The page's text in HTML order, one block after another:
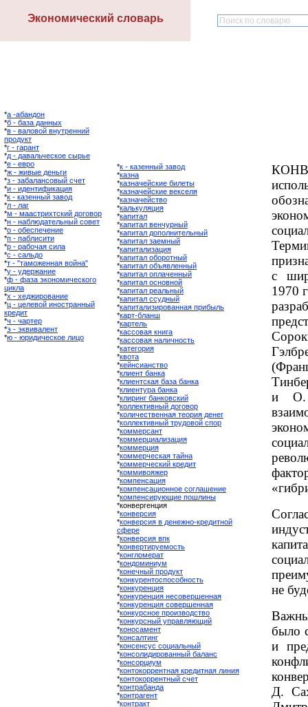
Экономический словарь
*а -абандон
*б - база данных
*в - валовой внутренний
продукт
*г - гарант
*д - давальческое сырье
*е - евро
*ж - живые деньги
*з - забалансовый счет
*и - идентификация
*к - казенный завод
*л - лаг
*м - маастрихтский договор
*н - наблюдательный совет
*о - обеспечение
*п - паблисити
*р - рабочая сила
*с - сальдо
*т - "таможенная война"
*у - удержание
*ф - фаза экономического
цикла
*х - хеджирование
*ц - целевой иностранный
кредит
*ч - чартер
*э - эквивалент
*ю - юридическое лицо
*к - казенный завод
*казна
*казначейские билеты
*казначейские векселя
*казначейство
*калькуляция
*капитал
*капитал венчурный
*капитал дополнительный
*капитал заемный
*капитализация
*капитал оборотный
*капитал объявленный
*капитал оплаченный
*капитал основной
*капитал реальный
*капитал ссудный
*капитализированная прибыль
*карт-бланш
*картель
*кассовая книга
*кассовая наличность
*категория
*квота
*кейнсианство
*клиент банка
*клиентская база банка
*клиентура банка
*клиринг банковский
*коллективный договор
*количественная теория денег
*коллективный трудовой спор
*коммерсант
*коммерциализация
*коммерция
*коммерческая тайна
*коммерческий кредит
*коммивояжер
*компенсация
*компенсационное соглашение
*компенсирующие пошлины
*конвергенция
*конверсия
*конверсия в денежно-кредитной
сфере
*конверсия впк
*конвертируемость
*конгломерат
*кондоминиум
*конечный продукт
*конкурентоспособность
*конкуренция
*конкуренция несовершенная
*конкуренция совершенная
*конкурсное производство
*конкурсный управляющий
*коносамент
*консалтинг
*консенсус социальный
*консолидированный баланс
*консорциум
*контокоррентная кредитная линия
*контокоррентный счет
*контрабанда
*контрагент
*контракт
с
1970
и О.
не
было
и
Д.